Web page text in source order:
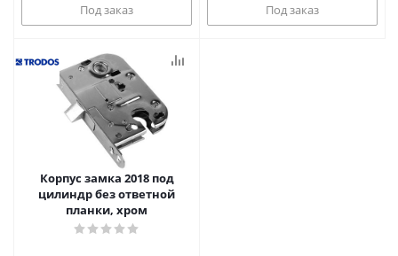
Под заказ Под заказ
Корпус замка 2018 под
цилиндр без ответной
планки, хром